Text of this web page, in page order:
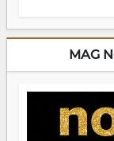
sans filet,
dorment
encore
Prix RFI
jeunes qui
s'arrêter là,
serait passer à
brûle fort — et
MAG